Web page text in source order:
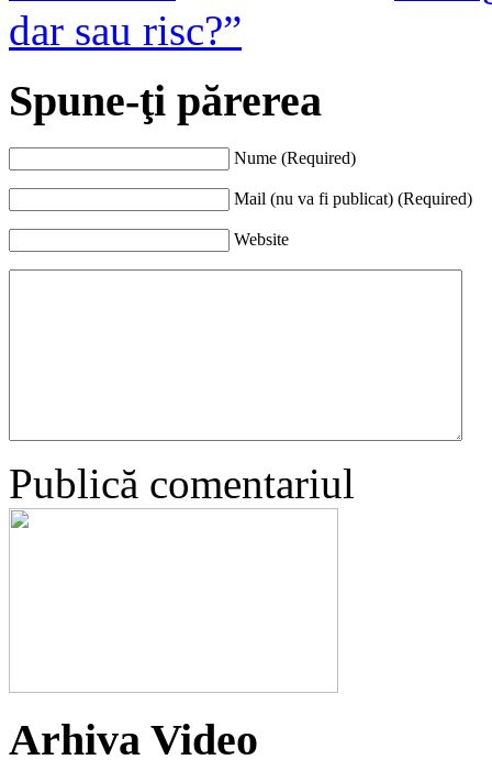
dar sau risc?”
Spune-ţi părerea
Nume (Required)
Mail (nu va fi publicat) (Required)
Website
Publică comentariul
Arhiva Video